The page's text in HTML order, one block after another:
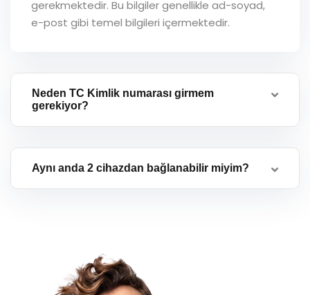
gerekmektedir. Bu bilgiler genellikle ad-soyad,
e-post gibi temel bilgileri içermektedir.
Neden TC Kimlik numarası girmem
gerekiyor?
Aynı anda 2 cihazdan bağlanabilir miyim?